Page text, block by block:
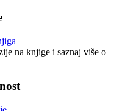
na knjige i saznaj više o